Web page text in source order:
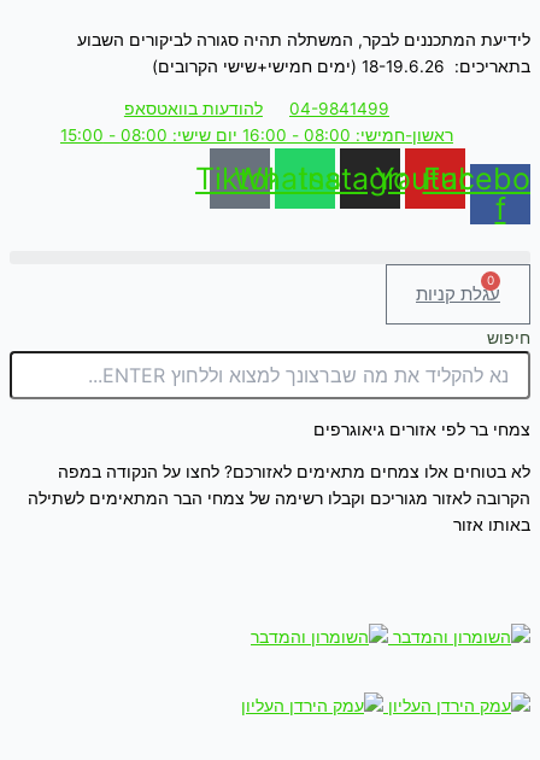
לתוכן
לידיעת המתכננים לבקר, המשתלה תהיה סגורה לביקורים השבוע
בתאריכים: 18-19.6.26 (ימים חמישי+שישי הקרובים)
04-9841499
להודעות בוואטסאפ
ראשון-חמישי: 08:00 - 16:00 יום שישי: 08:00 - 15:00
f
Youtube
Instagram
Whatsapp
Tiktok
0
עגלת קניות
חיפוש
צמחי בר לפי אזורים גיאוגרפים
לא בטוחים אלו צמחים מתאימים לאזורכם? לחצו על הנקודה במפה
הקרובה לאזור מגוריכם וקבלו רשימה של צמחי הבר המתאימים לשתילה
באותו אזור